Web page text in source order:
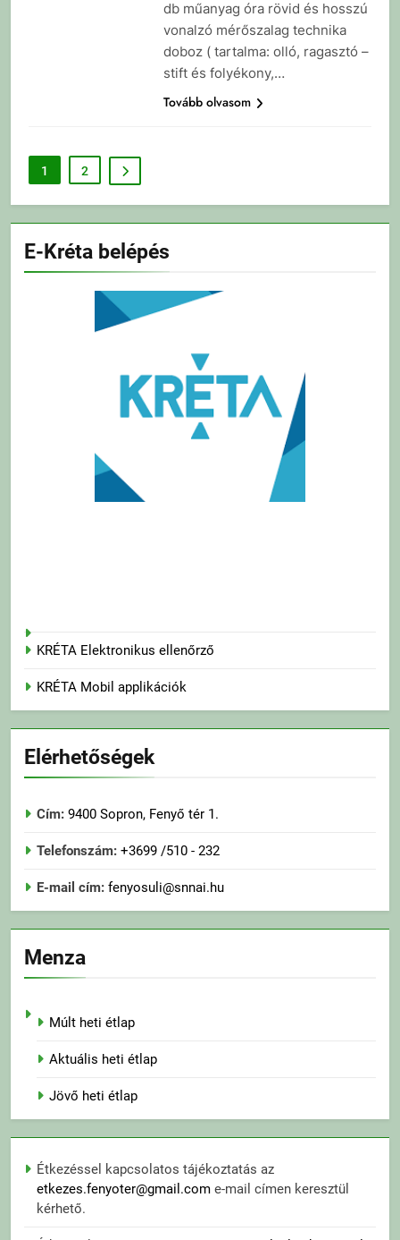
db műanyag óra rövid és hosszú
vonalzó mérőszalag technika
doboz ( tartalma: olló, ragasztó –
stift és folyékony,…
Tovább olvasom
1 2
E-Kréta belépés
KRÉTA Elektronikus ellenőrző
KRÉTA Mobil applikációk
Elérhetőségek
Cím: 9400 Sopron, Fenyő tér 1.
Telefonszám: +3699 /510 - 232
E-mail cím: fenyosuli@snnai.hu
Menza
Múlt heti étlap
Aktuális heti étlap
Jövő heti étlap
Étkezéssel kapcsolatos tájékoztatás az
etkezes.fenyoter@gmail.com e-mail címen keresztül
kérhető.